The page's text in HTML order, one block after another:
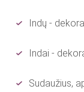
Indų -
Indai -
Sudaužius,